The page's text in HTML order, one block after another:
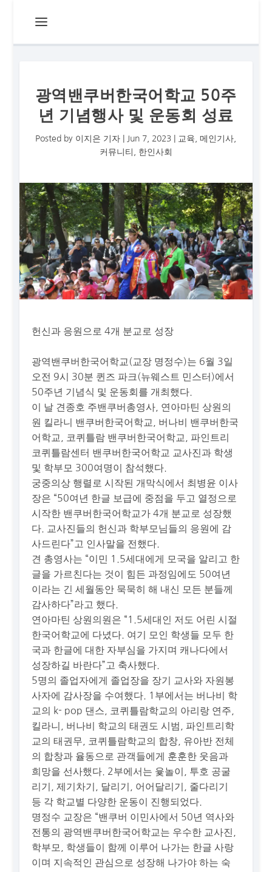
광역밴쿠버한국어학교 50주
년 기념행사 및 운동회 성료
Posted by 이지은 기자 Jun 7, 2023 교육 ,메인기사
커뮤니티
한인사회
헌신과 응원으로 4개 분교로 성장
광역밴쿠버한국어학교(교장 명정수)는 6월 3일
오전 9시 30분 퀸즈 파크(뉴웨스트 민스터)에서
50주년 기념식 및 운동회를 개최했다.
이 날 견종호 주밴쿠버총영사, 연아마틴 상원의
원 킬라니 밴쿠버한국어학교, 버나비 밴쿠버한국
어학교, 코퀴틀람 밴쿠버한국어학교, 파인트리
코퀴틀람센터 밴쿠버한국어학교 교사진과 학생
및 학부모 300여명이 참석했다.
궁중의상 행렬로 시작된 개막식에서 최병윤 이사
장은 “50여년 한글 보급에 중점을 두고 열정으로
시작한 밴쿠버한국어학교가 4개 분교로 성장했
다. 교사진들의 헌신과 학부모님들의 응원에 감
사드린다”고 인사말을 전했다.
견 총영사는 “이민 1.5세대에게 모국을 알리고 한
글을 가르친다는 것이 힘든 과정임에도 50여년
이라는 긴 세월동안 묵묵히 해 내신 모든 분들께
감사하다”라고 했다.
연아마틴 상원의원은 “1.5세대인 저도 어린 시절
한국어학교에 다녔다. 여기 모인 학생들 모두 한
국과 한글에 대한 자부심을 가지며 캐나다에서
성장하길 바란다”고 축사했다.
5명의 졸업자에게 졸업장을 장기 교사와 자원봉
사자에 감사장을 수여했다. 1부에서는 버나비 학
교의 k- pop 댄스, 코퀴틀람학교의 아리랑 연주,
킬라니, 버나비 학교의 태권도 시범, 파인트리학
교의 태권무, 코퀴틀람학교의 합창, 유아반 전체
의 합창과 율동으로 관객들에게 훈훈한 웃음과
희망을 선사했다. 2부에서는 윷놀이, 투호 공굴
리기, 제기차기, 달리기, 어어달리기, 줄다리기
등 각 학교별 다양한 운동이 진행되었다.
명정수 교장은 “밴쿠버 이민사에서 50년 역사와
전통의 광역밴쿠버한국어학교는 우수한 교사진,
학부모, 학생들이 함께 이루어 나가는 한글 사랑
이며 지속적인 관심으로 성장해 나가야 하는 숙